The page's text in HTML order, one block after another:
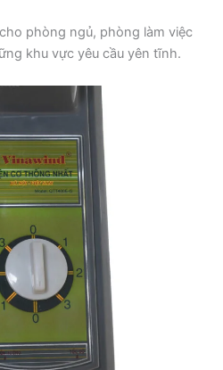
phòng ngủ, phòng làm việc
khu vực yêu cầu yên tĩnh.